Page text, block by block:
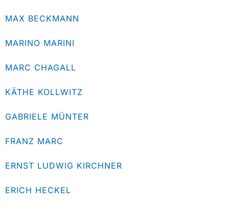
MAX BECKMANN
MARINO MARINI
MARC CHAGALL
KÄTHE KOLLWITZ
GABRIELE MÜNTER
FRANZ MARC
ERNST LUDWIG KIRCHNER
ERICH HECKEL